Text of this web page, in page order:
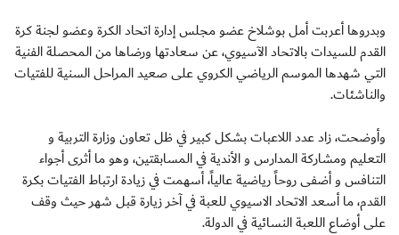
وبدروها أعربت أمل بوشلاخ عضو مجلس إدارة اتحاد الكرة وعضو لجنة كرة
القدم للسيدات بالاتحاد الآسيوي، عن سعادتها ورضاها من المحصلة الفنية
التي شهدها الموسم الرياضي الكروي على صعيد المراحل السنية للفتيات
والناشئات.
وأوضحت، زاد عدد اللاعبات بشكل كبير في ظل تعاون وزارة التربية و
التعليم ومشاركة المدارس و الأندية في المسابقتين، وهو ما أثرى أجواء
التنافس و أضفى روحاً رياضية عالياً، أسهمت في زيادة ارتباط الفتيات بكرة
القدم، ما أسعد الاتحاد الاسيوي للعبة في آخر زيارة قبل شهر حيث وقف
على أوضاع اللعبة النسائية في الدولة.